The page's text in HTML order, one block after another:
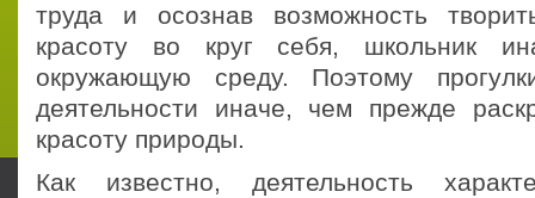
труда и осознав возможность
красоту во круг себя, школьник
окружающую среду. Поэтому
деятельности иначе, чем прежде
красоту природы.
Как известно, деятельность